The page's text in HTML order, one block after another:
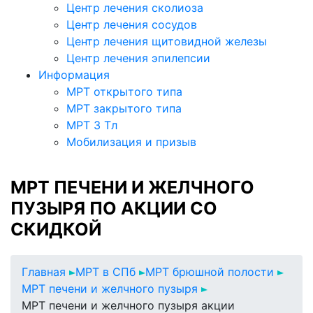
Центр лечения сколиоза
Центр лечения сосудов
Центр лечения щитовидной железы
Центр лечения эпилепсии
Информация
МРТ открытого типа
МРТ закрытого типа
МРТ 3 Тл
Мобилизация и призыв
МРТ ПЕЧЕНИ И ЖЕЛЧНОГО
ПУЗЫРЯ ПО АКЦИИ СО
СКИДКОЙ
Главная МРТ в СПб
МРТ брюшной полости
МРТ печени и желчного пузыря
МРТ печени и желчного пузыря акции